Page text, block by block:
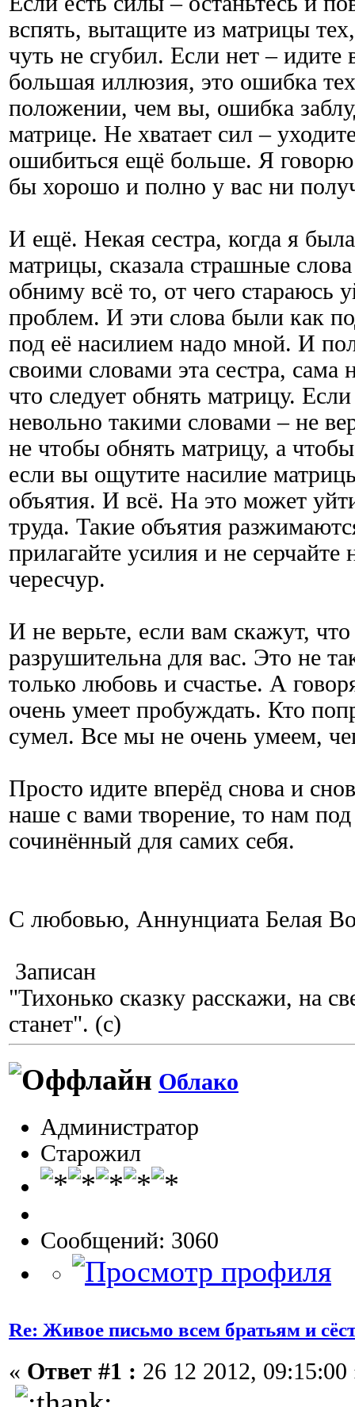
вспять, вытащите из матрицы
чуть не сгубил. Если нет – идите
большая иллюзия, это ошибка
положении, чем вы, ошибка
матрице. Не хватает сил –
ошибиться ещё больше. Я говорю
бы хорошо и полно у вас ни
И ещё. Некая сестра, когда я
матрицы, сказала страшные
обниму всё то, от чего стараюсь
проблем. И эти слова были как
под её насилием надо мной. И
своими словами эта сестра, сама
что следует обнять матрицу.
невольно такими словами – не
не чтобы обнять матрицу, а
если вы ощутите насилие
объятия. И всё. На это может
труда. Такие объятия
прилагайте усилия и не серчайте
чересчур.
И не верьте, если вам скажут,
разрушительна для вас. Это не
только любовь и счастье. А
очень умеет пробуждать. Кто
сумел. Все мы не очень умеем,
Просто идите вперёд снова и
наше с вами творение, то нам
сочинённый для самих себя.
С любовью, Аннунциата Белая
Записан
"Тихонько сказку расскажи, на
станет". (с)
Облако
Администратор
Старожил
Сообщений: 3060
Re: Живое письмо всем братьям и
« Ответ #1 : 26 12 2012, 09:15:00